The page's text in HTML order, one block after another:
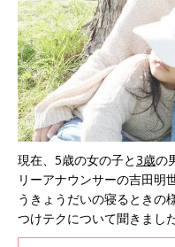
現在、5歳の女の子と3歳の
リーアナウンサーの吉田明
うきょうだいの寝るときの
つけテクについて聞きまし